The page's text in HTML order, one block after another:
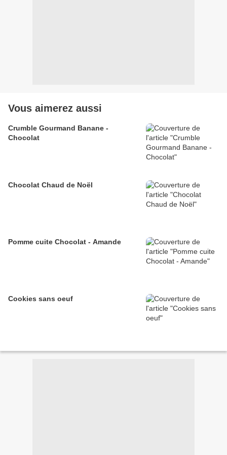
Vous aimerez aussi
Crumble Gourmand Banane -
Chocolat
Chocolat Chaud de Noël
Pomme cuite Chocolat - Amande
Cookies sans oeuf